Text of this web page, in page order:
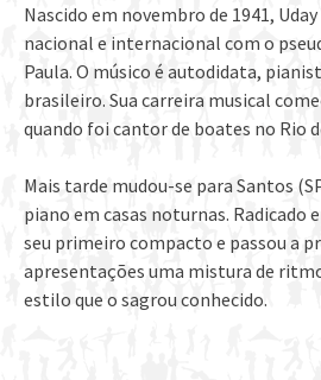
Nascido em novembro de 1941,
nacional e internacional com o
Paula. O músico é autodidata,
brasileiro. Sua carreira musical
quando foi cantor de boates no Rio
Mais tarde mudou-se para Santos
piano em casas noturnas. Radicado
seu primeiro compacto e passou a
apresentações uma mistura de
estilo que o sagrou conhecido.